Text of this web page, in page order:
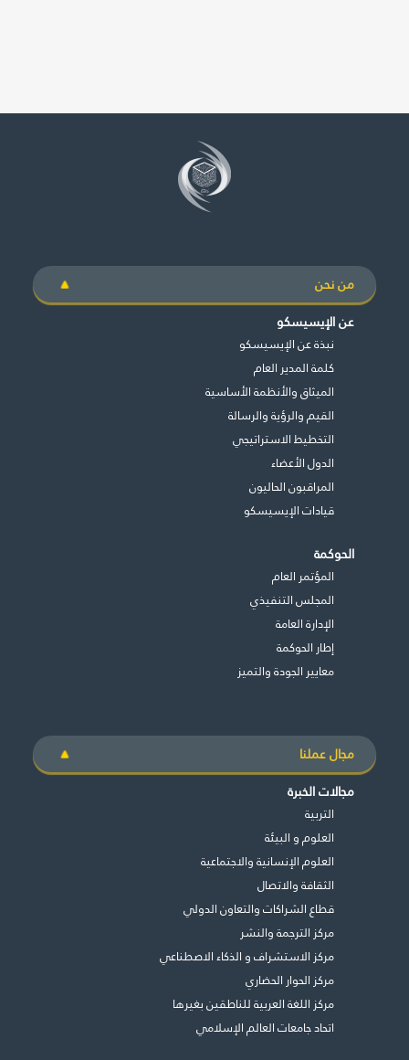
من نحن
عن الإيسيسكو
نبذة عن الإيسيسكو
كلمة المدير العام
الميثاق والأنظمة الأساسية
القيم والرؤية والرسالة
التخطيط الاستراتيجي
الدول الأعضاء
المراقبون الحاليون
قيادات الإيسيسكو
الحوكمة
المؤتمر العام
المجلس التنفيذي
اﻹدارة العامة
إطار الحوكمة
معايير الجودة والتميز
مجال عملنا
مجالات الخبرة
التربية
العلوم و البيئة
العلوم الإنسانية والاجتماعية
الثقافة والاتصال
قطاع الشراكات والتعاون الدولي
مركز الترجمة والنشر
مركز الاستشراف و الذكاء الاصطناعي
مركز الحوار الحضاري
مركز اللغة العربية للناطقين بغيرها
اتحاد جامعات العالم الإسلامي